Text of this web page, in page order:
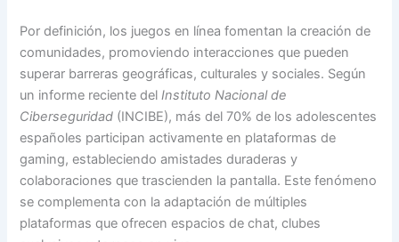
Por definición, los juegos en línea fomentan la creación de
comunidades, promoviendo interacciones que pueden
superar barreras geográficas, culturales y sociales. Según
un informe reciente delInstituto Nacional de
Ciberseguridad (INCIBE), más del 70% de los adolescentes
españoles participan activamente en plataformas de
gaming, estableciendo amistades duraderas y
colaboraciones que trascienden la pantalla. Este fenómeno
se complementa con la adaptación de múltiples
plataformas que ofrecen espacios de chat, clubes